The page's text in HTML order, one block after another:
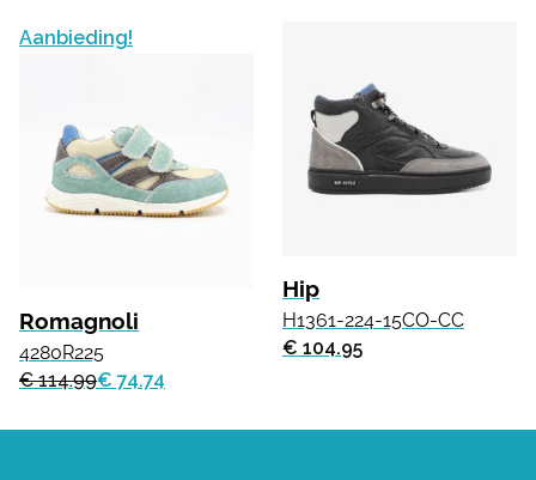
Aanbieding!
Romagnoli
4280R225
€ 114.99€ 74.74
Hip
H1361-224-15CO-CC
€ 104.95